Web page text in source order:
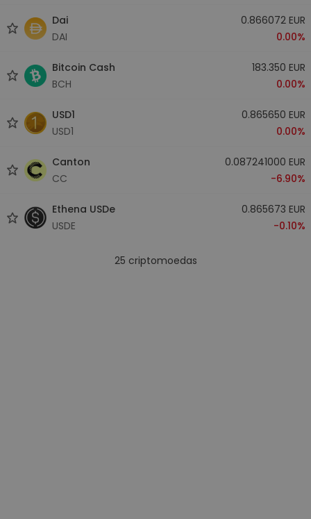
Dai
DAI
0.866072 EUR
0.00%
Bitcoin Cash
BCH
183.350 EUR
0.00%
USD1
USD1
0.865650 EUR
0.00%
Canton
CC
0.087241000 EUR
-6.90%
Ethena USDe
USDE
0.865673 EUR
-0.10%
25 criptomoedas